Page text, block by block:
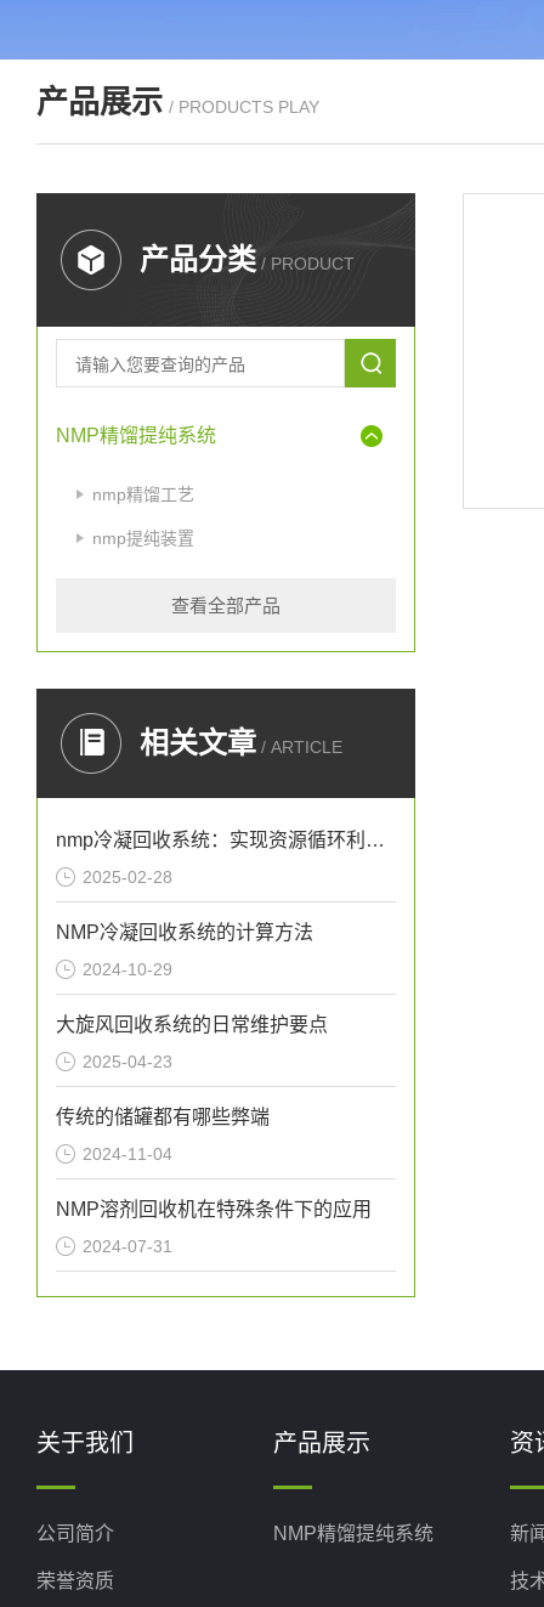
产品展示 / PRODUCTS PLAY
产品分类 / PRODUCT
NMP精馏提纯系统
nmp精馏工艺
nmp提纯装置
查看全部产品
相关文章 / ARTICLE
nmp冷凝回收系统：实现资源循环利用的关键设备
2025-02-28
NMP冷凝回收系统的计算方法
2024-10-29
大旋风回收系统的日常维护要点
2025-04-23
传统的储罐都有哪些弊端
2024-11-04
NMP溶剂回收机在特殊条件下的应用
2024-07-31
关于我们
公司简介
荣誉资质
产品展示
NMP精馏提纯系统
资
新
技